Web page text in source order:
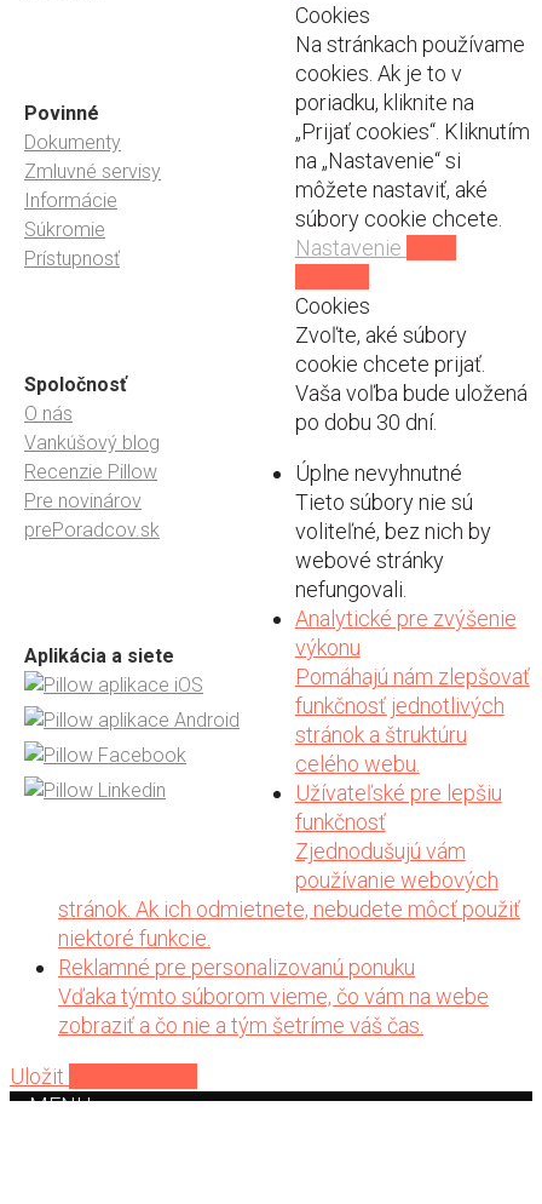
Povinné
Dokumenty
Zmluvné servisy
Informácie
Súkromie
Prístupnosť
Spoločnosť
O nás
Vankúšový blog
Recenzie Pillow
Pre novinárov
prePoradcov.sk
Aplikácia a siete
Cookies
Na stránkach používame
cookies. Ak je to v
poriadku, kliknite na
„Prijať cookies“. Kliknutím
na „Nastavenie“ si
môžete nastaviť, aké
súbory cookie chcete.
Nastavenie
Cookies
Zvoľte, aké súbory
cookie chcete prijať.
Vaša voľba bude uložená
po dobu 30 dní.
Úplne nevyhnutné
Tieto súbory nie sú
voliteľné, bez nich by
webové stránky
nefungovali.
Analytické pre zvýšenie
výkonu
Pomáhajú nám zlepšovať
funkčnosť jednotlivých
stránok a štruktúru
celého webu.
Užívateľské pre lepšiu
funkčnosť
Zjednodušujú vám
používanie webových
stránok. Ak ich odmietnete, nebudete môcť použiť
niektoré funkcie.
Reklamné pre personalizovanú ponuku
Vďaka týmto súborom vieme, čo vám na webe
zobraziť a čo nie a tým šetríme váš čas.
Uložit
MENU